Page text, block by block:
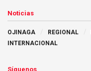
Noticias
OJINAGA REGIONAL
INTERNACIONAL
Síguenos